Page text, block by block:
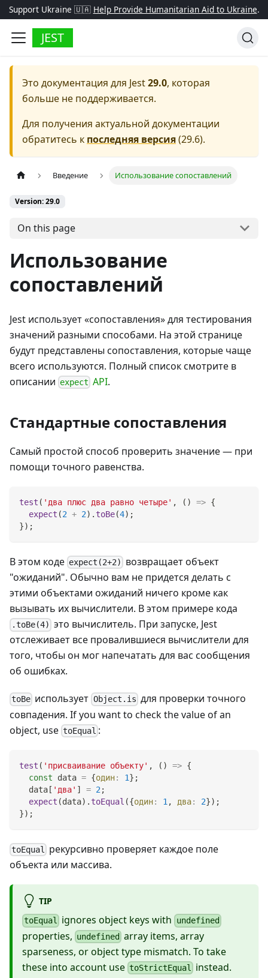
Support Ukraine 🇺🇦 Help Provide Humanitarian Aid to Ukraine.
JEST
Это документация для Jest29.0, которая
больше не поддерживается.
Для получения актуальной документации
обратитесь к последняя версия(29.6).
Введение Использование сопоставлений
Version: 29.0
On this page
Использование
сопоставлений
Jest использует «cопоставления» для тестирования
значений разными способами. На этой странице
будут представлены сопоставления, которые чаще
всего используются. Полный список смотрите в
описании expect API.
Стандартные сопоставления
Самый простой способ проверить значение — при
помощи точного равенства.
test ( 'два плюс два равно четыре' , ( ) => {
expect (2 + 2) . toBe(4) ;
}) ;
В этом коде expect(2+2)
возвращает объект
"ожиданий". Обычно вам не придется делать с
этими объектами ожиданий ничего кроме как
вызывать их вычислители. В этом примере кода
.toBe(4) это вычислитель. При запуске, Jest
отслеживает все провалившиеся вычислители для
того, чтобы он мог напечатать для вас сообщения
об ошибках.
toBe использует Object.is для проверки точного
совпадения. If you want to check the value of an
object, use toEqual :
test ( 'присваивание объекту' , ( ) => {
const data = {один: 1} ;
  data
[ 'два' ] = 2;
expect (data) . toEqual ({один: 1 , два: 2}) ;
}) ;
toEqual
рекурсивно проверяет каждое поле
объекта или массива.
TIP
toEqual ignores object keys with undefined
properties, undefined array items, array
sparseness, or object type mismatch. To take
these into account use toStrictEqual instead.